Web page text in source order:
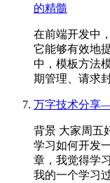
的精髓
在前端开发中
它能够有效地
中，模板方法
期管理、请求
万字技术分享
背景 大家周五
学习如何开发
章，我觉得学
我的一个学习